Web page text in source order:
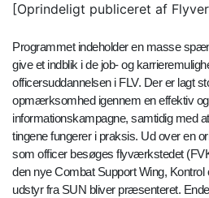
[Oprindeligt publiceret af
Programmet indeholder en masse
give et indblik i de job- og
officersuddannelsen i FLV. Der er lagt
opmærksomhed igennem en effektiv
informationskampagne, samtidig med
tingene fungerer i praksis. Ud over en
som officer besøges flyværkstedet
den nye Combat Support Wing, Kontrol
udstyr fra SUN bliver præsenteret.